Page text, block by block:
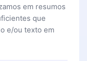
em resumos
que
e/ou texto em